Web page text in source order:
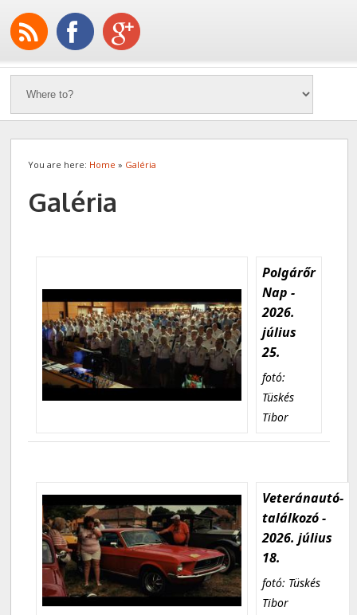
You are here: Home » Galéria
Galéria
Polgárőr
Nap -
2026.
július
25.
fotó:
Tüskés
Tibor
Veteránautó-
találkozó -
2026. július
18.
fotó: Tüskés
Tibor